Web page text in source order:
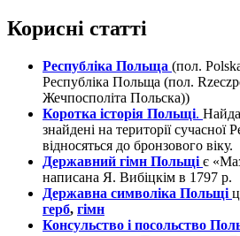
Корисні статті
Республіка Польща (пол.
Республіка Польща (пол.
Жечпосполіта Польска))
Коротка історія Польщі.
знайдені на території сучасної
відносяться до бронзового віку.
Державний гімн Польщі є
написана Я. Вибіцкім в 1797 р.
Державна символіка Польщі
герб, гімн
Консульство і посольство